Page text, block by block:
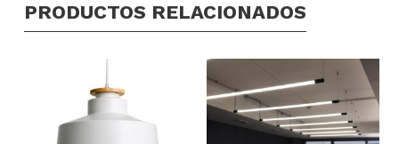
PRODUCTOS RELACIONADOS